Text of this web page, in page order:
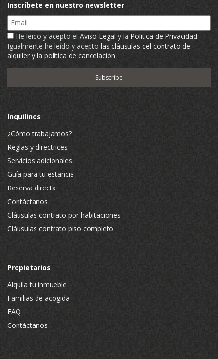
Inscríbete en nuestro newsletter
Email
He leído y acepto el Aviso Legal y la Política de Privacidad.
Igualmente he leído y acepto las cláusulas del contrato de
alquiler y la política de cancelación
Inquilinos
¿Cómo trabajamos?
Reglas y directrices
Servicios adicionales
Guía para tu estancia
Reserva directa
Contáctanos
Cláusulas contrato por habitaciones
Cláusulas contrato piso completo
Propietarios
Alquila tu inmueble
Familias de acogida
FAQ
Contáctanos